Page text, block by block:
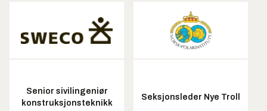
Senior sivilingeniør
konstruksjonsteknikk
Seksjonsleder Nye Troll